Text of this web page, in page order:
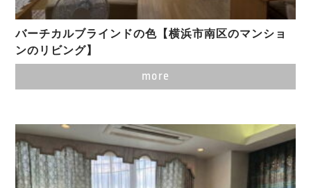
バーチカルブラインドの色【横浜市南区のマンショ
ンのリビング】
more